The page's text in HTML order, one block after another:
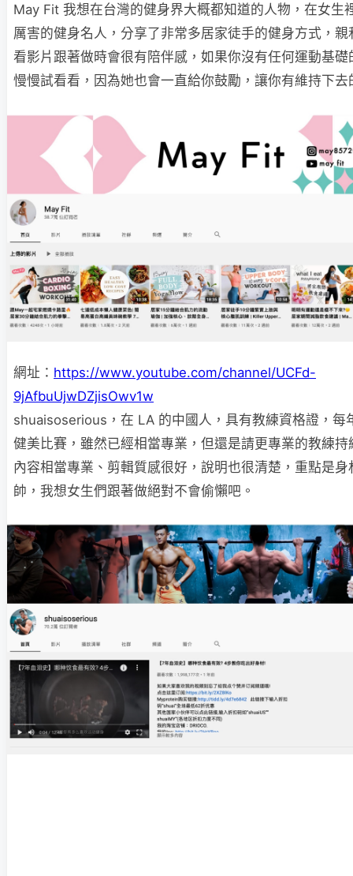
May Fit 我想在台灣的健身界大概都知道的人物，在女生
厲害的健身名人，分享了非常多居家徒手的健身方式，親
看影片跟著做時會很有陪伴感，如果你沒有任何運動基礎
慢慢試看看，因為她也會一直給你鼓勵，讓你有維持下去
網址： https://www.youtube.com/channel/UCFd-
9jAfbuUjwDZjisOwv1w
shuaisoserious，在 LA 的中國人，具有教練資格證，每
健美比賽，雖然已經相當專業，但還是請更專業的教練持
內容相當專業、剪輯質感很好，說明也很清楚，重點是身
帥，我想女生們跟著做絕對不會偷懶吧。